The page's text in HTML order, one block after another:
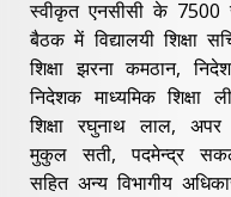
स्वीकृत एनसीसी के 7500
बैठक में विद्यालयी शिक्षा
शिक्षा झरना कमठान,
निदेशक माध्यमिक शिक्षा
शिक्षा रघुनाथ लाल, अपर
मुकुल सती, पदमेन्द्र
सहित अन्य विभागीय